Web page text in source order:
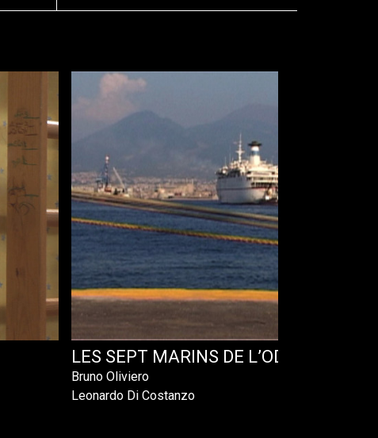
LES SEPT MARINS DE L’ODESSA
Bruno Oliviero
Leonardo Di Costanzo